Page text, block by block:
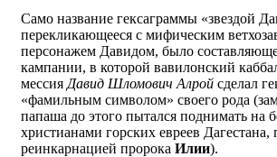
Само название гексаграммы «звездой
перекликающееся с мифическим
персонажем Давидом, было
кампании, в которой вавилонский
мессия Давид Шломович Алрой сделал
«фамильным символом» своего рода
папаша до этого пытался поднимать на
христианами горских евреев Дагестана,
реинкарнацией пророка Илии).